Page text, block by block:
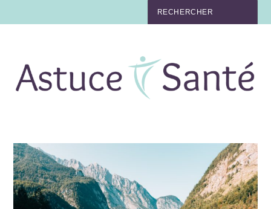
TABAC
NUTRITION
MÉDECINE